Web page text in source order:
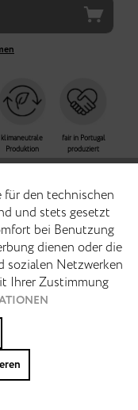
klimaneutrale
Produktion
fair in Portugal
produziert
Neu und
Daisy
klassischer...
für den technischen
und stets gesetzt
bei Benutzung
dienen oder die
sozialen Netzwerken
Ihrer Zustimmung